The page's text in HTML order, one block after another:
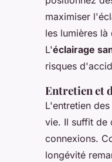
maximiser
les lumières
L'éclairage
risques
Entretien et
L'entretien
vie. Il suffit de
connexions.
longévité